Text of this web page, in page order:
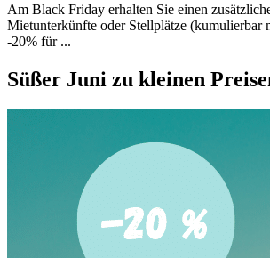
Am Black Friday erhalten Sie einen
Mietunterkünfte oder Stellplätze (kumulierbar
-20% für ...
Süßer Juni zu kleinen